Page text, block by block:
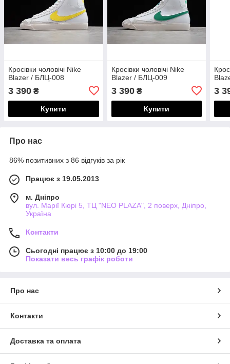
Кросівки чоловічі Nike
Blazer / БЛЦ-008
3 390 ₴
Купити
Кросівки чоловічі Nike
Blazer / БЛЦ-009
3 390₴
Купити
3
Про нас
86% позитивних з 86 відгуків за рік
Працює з 19.05.2013
м. Дніпро
вул. Марії Кюрі 5, ТЦ "NEO PLAZA", 2 поверх, Дніпро,
Україна
Контакти
Сьогодні працює з 10:00 до 19:00
Показати весь графік роботи
Про нас
Контакти
Доставка та оплата